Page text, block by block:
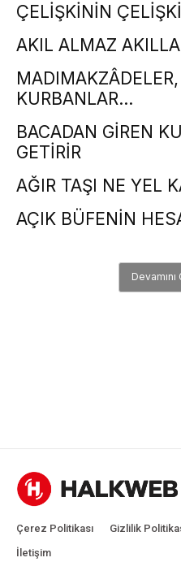
ÇELİŞKİNİN
AKIL ALMAZ
KURBANLAR…
BACADAN GİREN
GETİRİR
AĞIR TAŞI NE YEL
AÇIK BÜFENİN
Çerez Politikası Gizlilik
İletişim